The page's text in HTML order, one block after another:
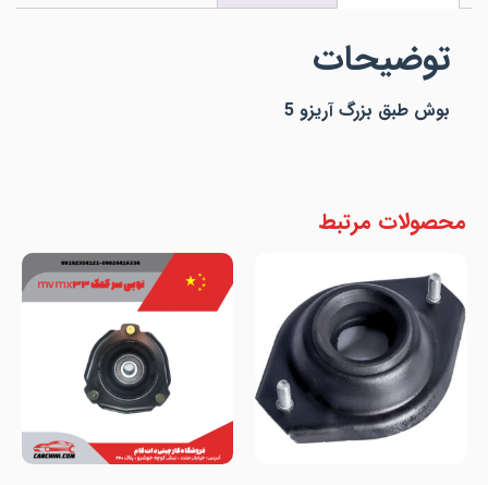
توضیحات
بوش طبق بزرگ آریزو 5
محصولات مرتبط